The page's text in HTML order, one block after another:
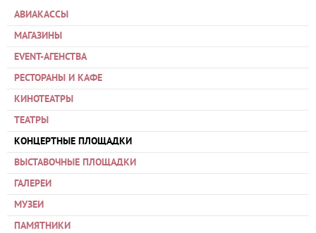
АВИАКАССЫ
МАГАЗИНЫ
EVENT-АГЕНСТВА
РЕСТОРАНЫ И КАФЕ
КИНОТЕАТРЫ
ТЕАТРЫ
КОНЦЕРТНЫЕ ПЛОЩАДКИ
ВЫСТАВОЧНЫЕ ПЛОЩАДКИ
ГАЛЕРЕИ
МУЗЕИ
ПАМЯТНИКИ